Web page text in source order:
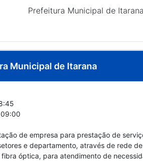
Prefeitura Municipal de
Municipal de Itarana
de empresa para prestação de
e departamento, através de rede
óptica, para atendimento de